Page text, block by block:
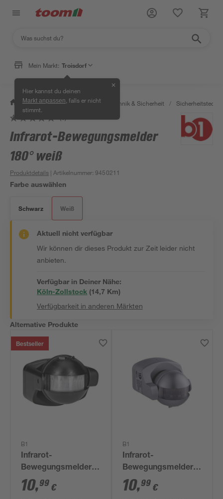
Mein Markt: Troisdorf
Hier kannst du deinen
Markt anpassen , falls er nicht
stimmt.
✕
/ Bauen & Renovieren / Haustechnik & Sicherheit /
Infrarot-Bewegungsmelder
180° weiß
Produktdetails | Artikelnummer:9450211
Farbe auswählen
Schwarz Weiß
Aktuell nicht verfügbar
Wir können dir dieses Produkt zur Zeit leider nicht
anbieten.
Verfügbar in Deiner Nähe:
Köln-Zollstock (14,7 Km)
Verfügbarkeit in anderen Märkten
Alternative Produkte
Bestseller
B1
Infrarot-
Bewegungsmelder
180° schwarz
10,99 €
B1
Infrarot-
Bewegungsmelder
180° silbern
10,99 €